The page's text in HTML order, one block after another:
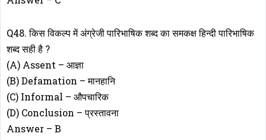
Q48. किस विकल्प में अंग्रेजी पारिभाषिक शब्द का समकक्ष हिन्दी पारिभाषिक
शब्द सही है ?
(A) Assent – आज्ञा
(B) Defamation – मानहानि
(C) Informal – औपचारिक
(D) Conclusion – प्रस्तावना
Answer – B